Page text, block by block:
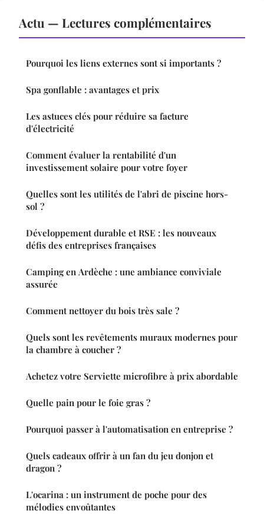
Actu — Lectures complémentaires
Pourquoi les liens externes sont si importants ?
Spa gonflable : avantages et prix
Les astuces clés pour réduire sa facture
d'électricité
Comment évaluer la rentabilité d'un
investissement solaire pour votre foyer
Quelles sont les utilités de l'abri de piscine hors-
sol ?
Développement durable et RSE : les nouveaux
défis des entreprises françaises
Camping en Ardèche : une ambiance conviviale
assurée
Comment nettoyer du bois très sale ?
Quels sont les revêtements muraux modernes pour
la chambre à coucher ?
Achetez votre Serviette microfibre à prix abordable
Quelle pain pour le foie gras ?
Pourquoi passer à l'automatisation en entreprise ?
Quels cadeaux offrir à un fan du jeu donjon et
dragon ?
L'ocarina : un instrument de poche pour des
mélodies envoûtantes